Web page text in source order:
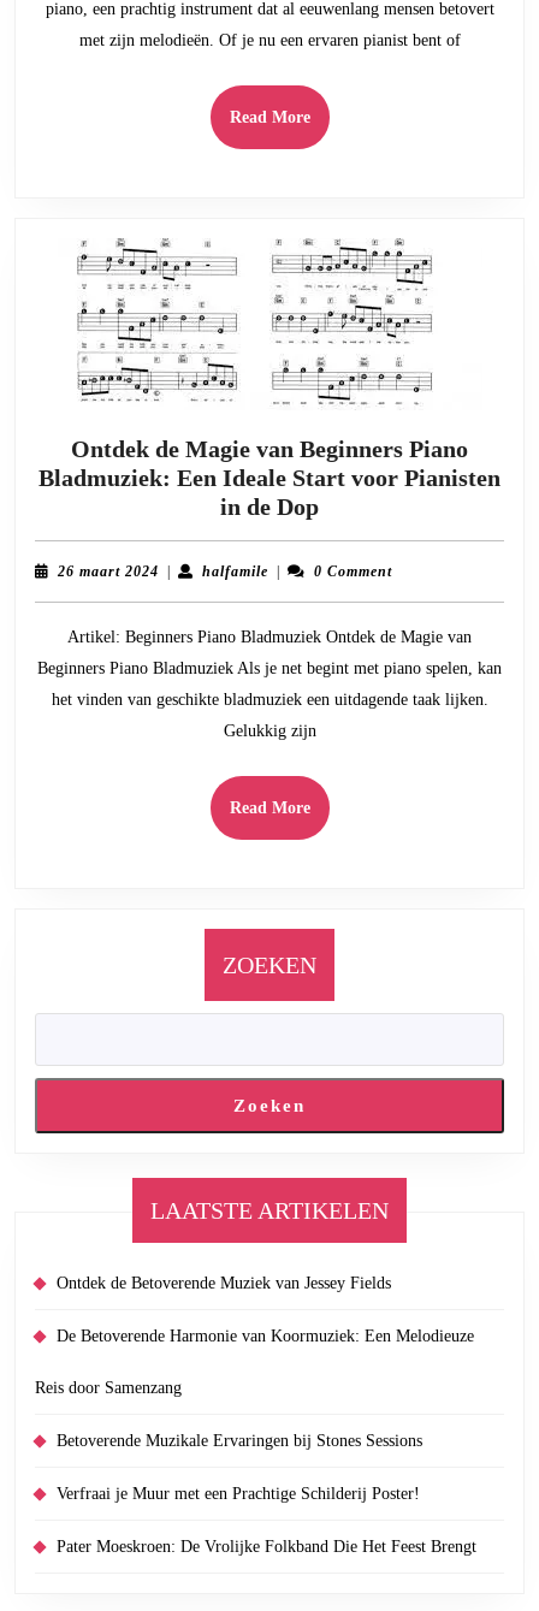
Melodieën
Zonder
piano, een prachtig instrument dat al eeuwenlang mensen betovert
met zijn melodieën. Of je nu een ervaren pianist bent of
Read MoreRead
More
Ontdek de Magie van Beginners Piano
Bladmuziek: Een Ideale Start voor Pianisten
in de DopOntdek
de
Magie
Piano
Bladmuziek:
Een
voor
Pianisten
26 maart 2024 26| halfamilehalfamile
| 0 Comment
Artikel: Beginners Piano Bladmuziek Ontdek de Magie van
Beginners Piano Bladmuziek Als je net begint met piano spelen, kan
het vinden van geschikte bladmuziek een uitdagende taak lijken.
Gelukkig zijn
Read MoreRead
More
ZOEKEN
Zoeken
LAATSTE ARTIKELEN
Ontdek de Betoverende Muziek van Jessey Fields
De Betoverende Harmonie van Koormuziek: Een Melodieuze
Reis door Samenzang
Betoverende Muzikale Ervaringen bij Stones Sessions
Verfraai je Muur met een Prachtige Schilderij Poster!
Pater Moeskroen: De Vrolijke Folkband Die Het Feest Brengt